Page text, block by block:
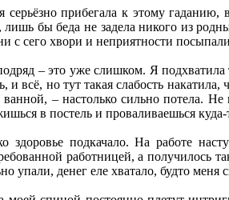
прибегала к этому
лишь бы беда не задела никого из
с сего хвори и неприятности
– это уже слишком. Я
всё, но тут такая слабость
– настолько сильно потела.
в постель и проваливаешься куда-
подкачало. На работе
работницей, а получилось
упали, денег еле хватало, будто меня